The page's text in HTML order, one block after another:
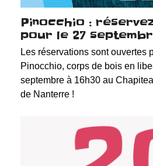
Pinocchio :
pour le 27
Les réservations sont ouvertes
Pinocchio, corps de bois en
septembre à 16h30 au
de Nanterre !